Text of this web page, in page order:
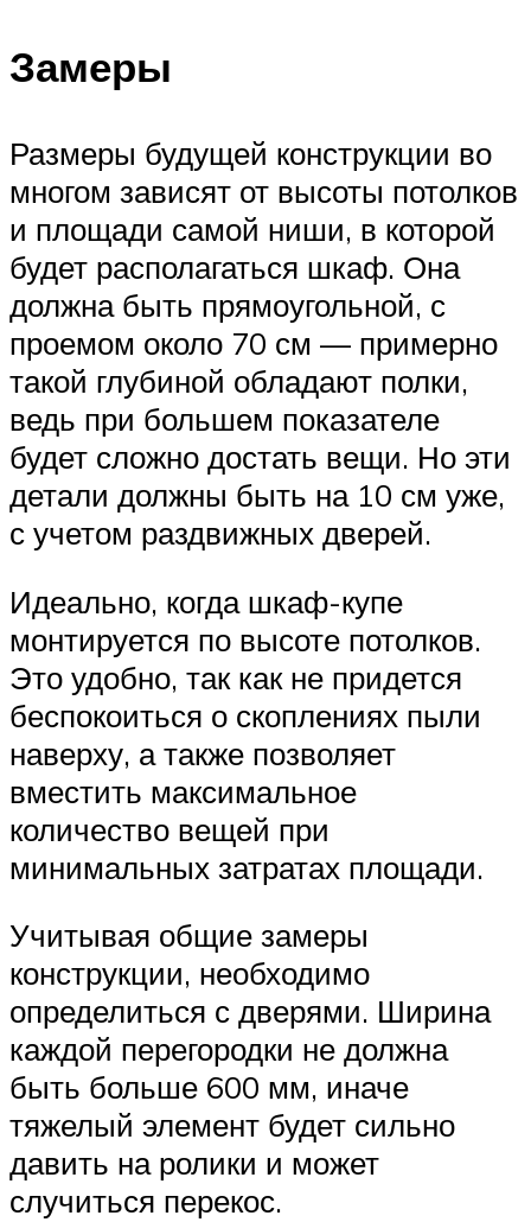
Замеры
Размеры будущей конструкции во
многом зависят от высоты потолков
и площади самой ниши, в которой
будет располагаться шкаф. Она
должна быть прямоугольной, с
проемом около 70 см — примерно
такой глубиной обладают полки,
ведь при большем показателе
будет сложно достать вещи. Но эти
детали должны быть на 10 см уже,
с учетом раздвижных дверей.
Идеально, когда шкаф-купе
монтируется по высоте потолков.
Это удобно, так как не придется
беспокоиться о скоплениях пыли
наверху, а также позволяет
вместить максимальное
количество вещей при
минимальных затратах площади.
Учитывая общие замеры
конструкции, необходимо
определиться с дверями. Ширина
каждой перегородки не должна
быть больше 600 мм, иначе
тяжелый элемент будет сильно
давить на ролики и может
случиться перекос.